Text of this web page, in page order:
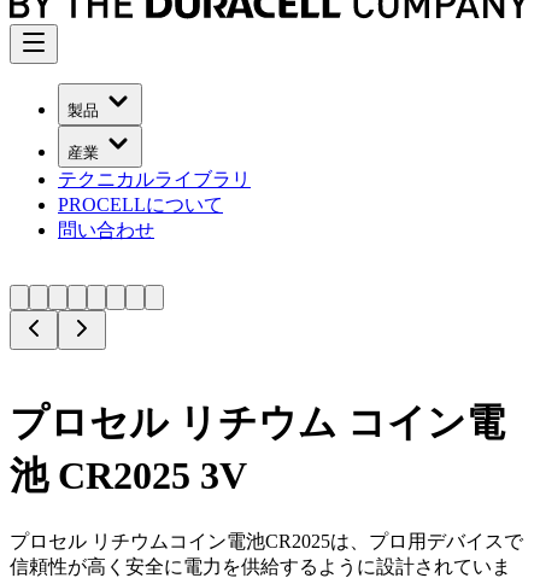
製品
産業
テクニカルライブラリ
PROCELLについて
問い合わせ
プロセル リチウム コイン電
池 CR2025 3V
プロセル リチウムコイン電池CR2025は、プロ用デバイスで
信頼性が高く安全に電力を供給するように設計されていま